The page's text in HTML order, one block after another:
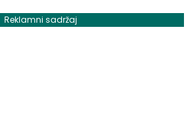
Reklamni sadržaj